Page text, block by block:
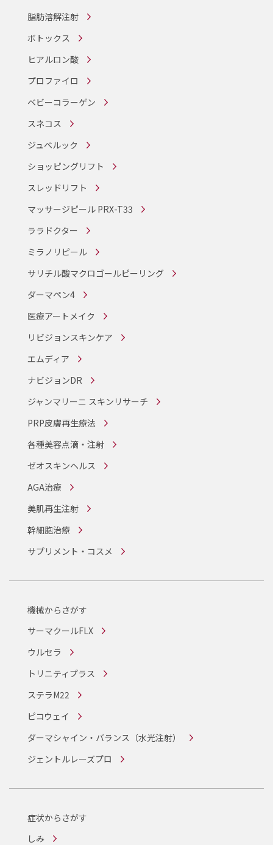
脂肪溶解注射
ボトックス
ヒアルロン酸
プロファイロ
ベビーコラーゲン
スネコス
ジュベルック
ショッピングリフト
スレッドリフト
マッサージピール PRX-T33
ララドクター
ミラノリピール
サリチル酸マクロゴールピーリング
ダーマペン4
医療アートメイク
リビジョンスキンケア
エムディア
ナビジョンDR
ジャンマリーニ スキンリサーチ
PRP皮膚再生療法
各種美容点滴・注射
ゼオスキンヘルス
AGA治療
美肌再生注射
幹細胞治療
サプリメント・コスメ
機械からさがす
サーマクールFLX
ウルセラ
トリニティプラス
ステラM22
ピコウェイ
ダーマシャイン・バランス （水光注射）
ジェントルレーズプロ
症状からさがす
しみ